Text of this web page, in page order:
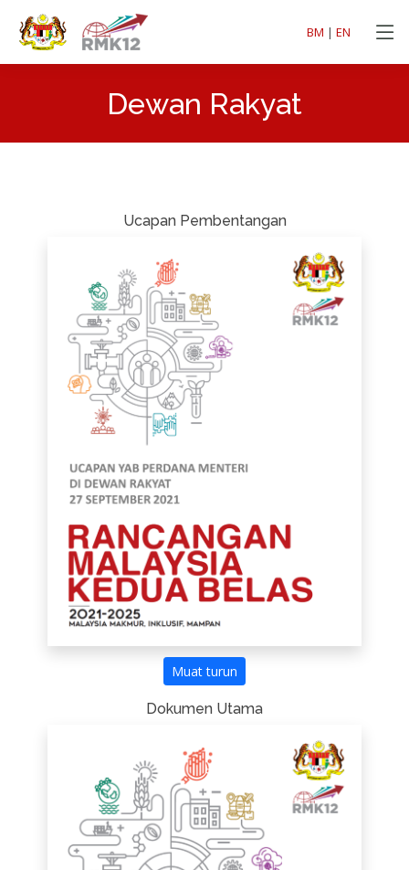
BM | EN
Dewan Rakyat
Ucapan Pembentangan
Muat turun
Dokumen Utama